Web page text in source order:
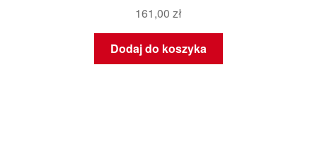
161,00 zł
Dodaj do koszyka